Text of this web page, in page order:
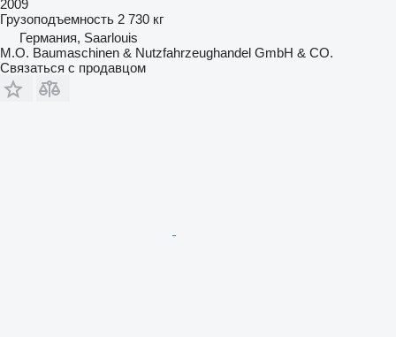
2009
Грузоподъемность 2 730 кг
Германия, Saarlouis
M.O. Baumaschinen & Nutzfahrzeughandel GmbH & CO.
Связаться с продавцом